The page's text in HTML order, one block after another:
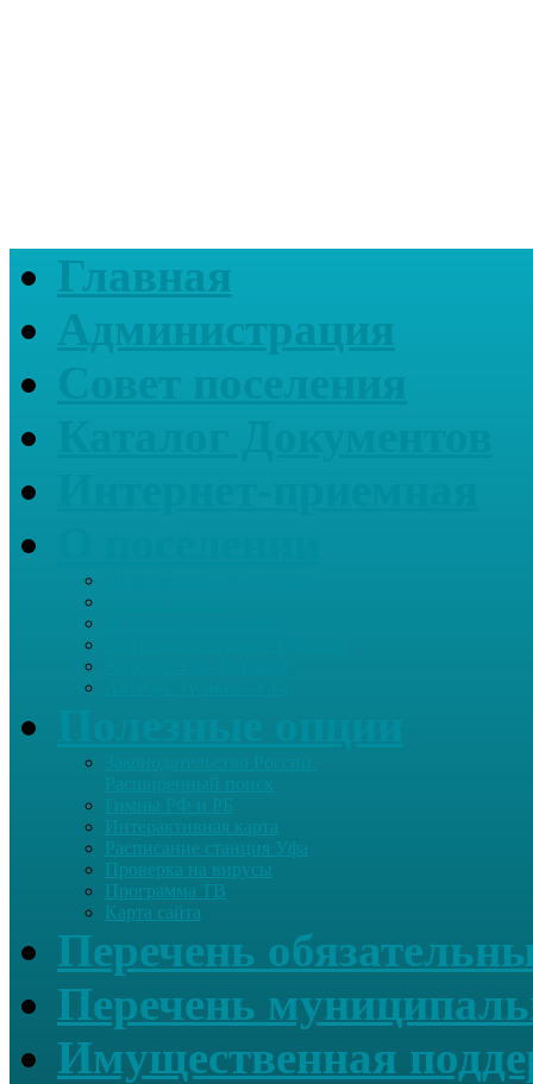
Главная
Администрация
Гимны РФ и РБ
Интерактивная карта
Расписание станция Уфа
Проверка на вирусы
Программа ТВ
Карта сайта
Перечень
Перечень
Имущественная